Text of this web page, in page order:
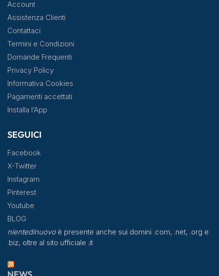
Account
Assistenza Clienti
Contattaci
Termini e Condizioni
Domande Frequenti
Privacy Policy
Informativa Cookies
Pagamenti accettati
Installa l’App
SEGUICI
Facebook
X-Twitter
Instagram
Pinterest
Youtube
BLOG
nientedinuovoè presente anche sui domini .com, .net, .org e
.biz, oltre al sito ufficiale .it